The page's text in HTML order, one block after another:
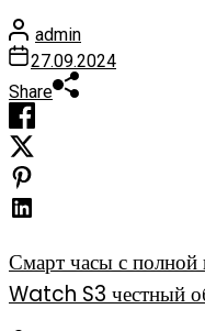
admin
27.09.2024
Share
Смарт часы с
Watch S3 честный